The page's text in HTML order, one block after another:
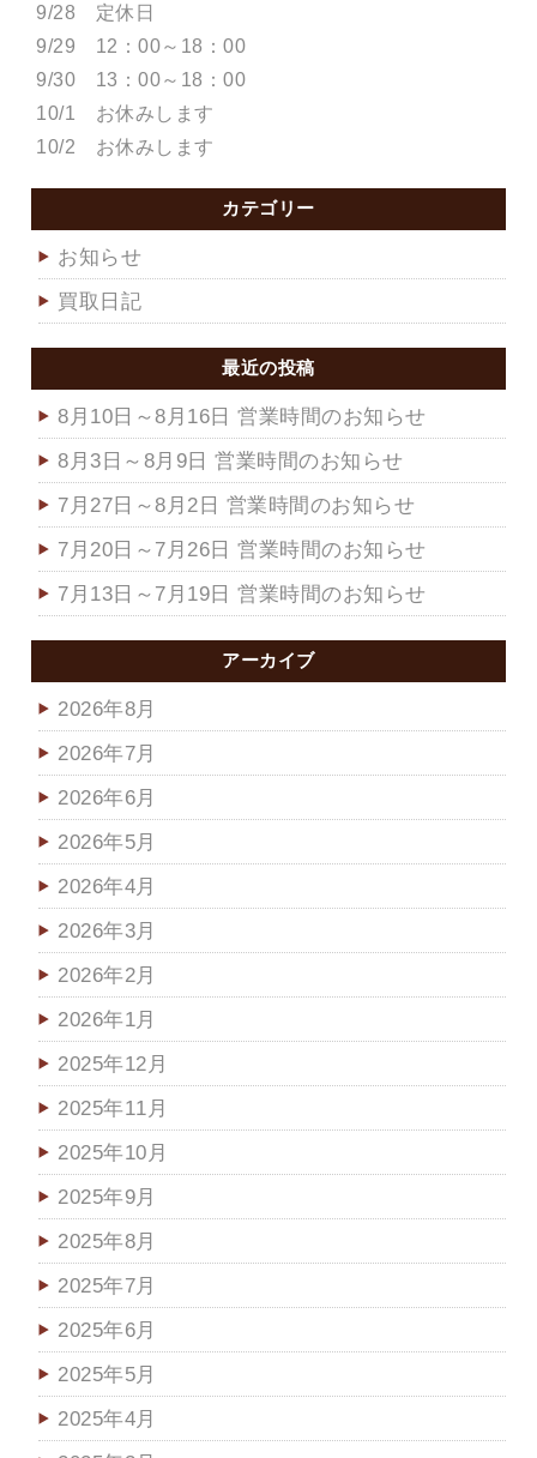
9/28 定休日
9/29 12：00～18：00
9/30 13：00～18：00
10/1 お休みします
10/2 お休みします
カテゴリー
お知らせ
買取日記
最近の投稿
8月10日～8月16日 営業時間のお知らせ
8月3日～8月9日 営業時間のお知らせ
7月27日～8月2日 営業時間のお知らせ
7月20日～7月26日 営業時間のお知らせ
7月13日～7月19日 営業時間のお知らせ
アーカイブ
2026年8月
2026年7月
2026年6月
2026年5月
2026年4月
2026年3月
2026年2月
2026年1月
2025年12月
2025年11月
2025年10月
2025年9月
2025年8月
2025年7月
2025年6月
2025年5月
2025年4月